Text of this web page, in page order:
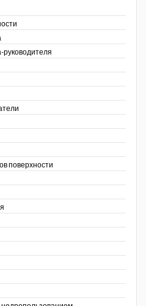
руководителя
поверхности
Минеральные ресурсы России
Недропользование XXI век
Нефтегазовые технологии
Нефтегазовая вертикаль
Разведка и охрана недр
Стандарт качества
Уголь